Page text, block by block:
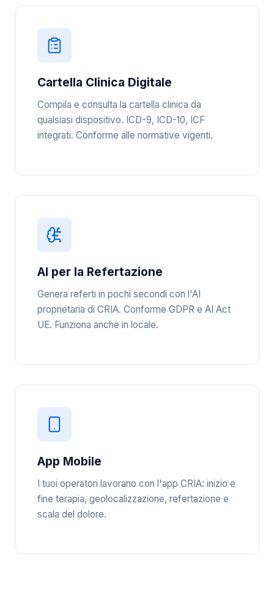
Cartella Clinica Digitale
Compila e consulta la cartella clinica da
qualsiasi dispositivo. ICD-9, ICD-10, ICF
integrati. Conforme alle normative vigenti.
AI per la Refertazione
Genera referti in pochi secondi con l'AI
proprietaria di CRIA. Conforme GDPR e AI Act
UE. Funziona anche in locale.
App Mobile
I tuoi operatori lavorano con l'app CRIA: inizio e
fine terapia, geolocalizzazione, refertazione e
scala del dolore.